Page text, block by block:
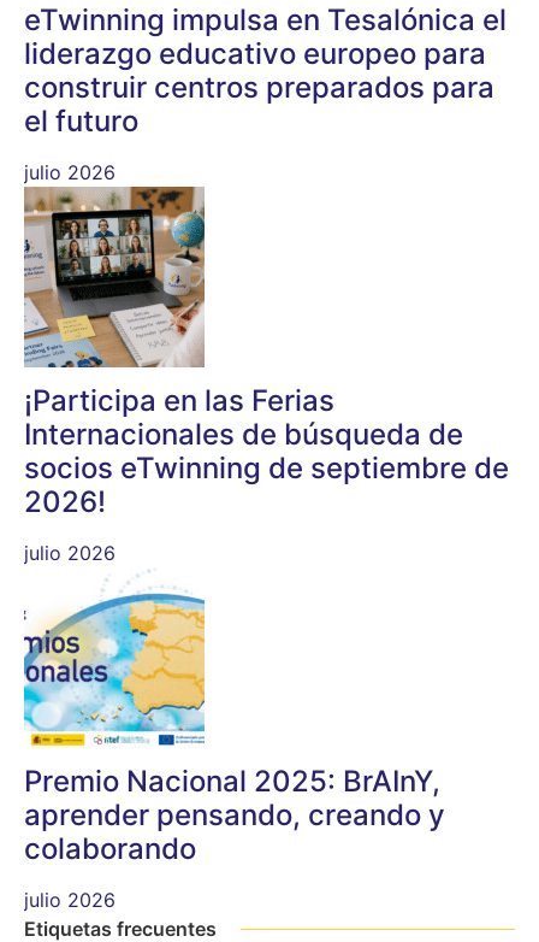
eTwinning impulsa en Tesalónica el
liderazgo educativo europeo para
construir centros preparados para
el futuro
julio 2026
¡Participa en las Ferias
Internacionales de búsqueda de
socios eTwinning de septiembre de
2026!
julio 2026
Premio Nacional 2025: BrAInY,
aprender pensando, creando y
colaborando
julio 2026
Etiquetas frecuentes